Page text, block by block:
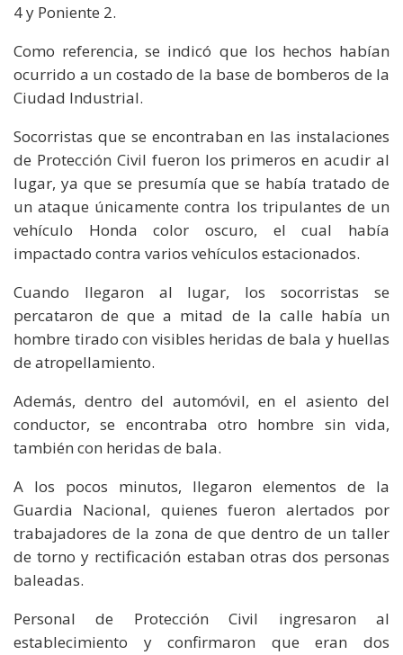
4 y Poniente 2.
Como referencia, se indicó que los hechos habían
ocurrido a un costado de la base de bomberos de la
Ciudad Industrial.
Socorristas que se encontraban en las instalaciones
de Protección Civil fueron los primeros en acudir al
lugar, ya que se presumía que se había tratado de
un ataque únicamente contra los tripulantes de un
vehículo Honda color oscuro, el cual había
impactado contra varios vehículos estacionados.
Cuando llegaron al lugar, los socorristas se
percataron de que a mitad de la calle había un
hombre tirado con visibles heridas de bala y huellas
de atropellamiento.
Además, dentro del automóvil, en el asiento del
conductor, se encontraba otro hombre sin vida,
también con heridas de bala.
A los pocos minutos, llegaron elementos de la
Guardia Nacional, quienes fueron alertados por
trabajadores de la zona de que dentro de un taller
de torno y rectificación estaban otras dos personas
baleadas.
Personal de Protección Civil ingresaron al
establecimiento y confirmaron que eran dos